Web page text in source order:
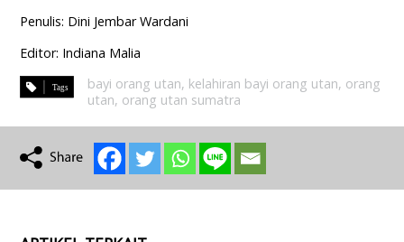
Penulis: Dini Jembar Wardani
Editor: Indiana Malia
bayi orang utan, kelahiran bayi orang utan, orang
utan, orang utan sumatra